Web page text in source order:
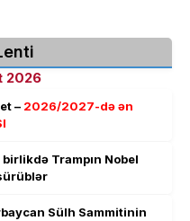
2026
– 2026/2027-də ən
Trampın Nobel
Sülh Sammitinin